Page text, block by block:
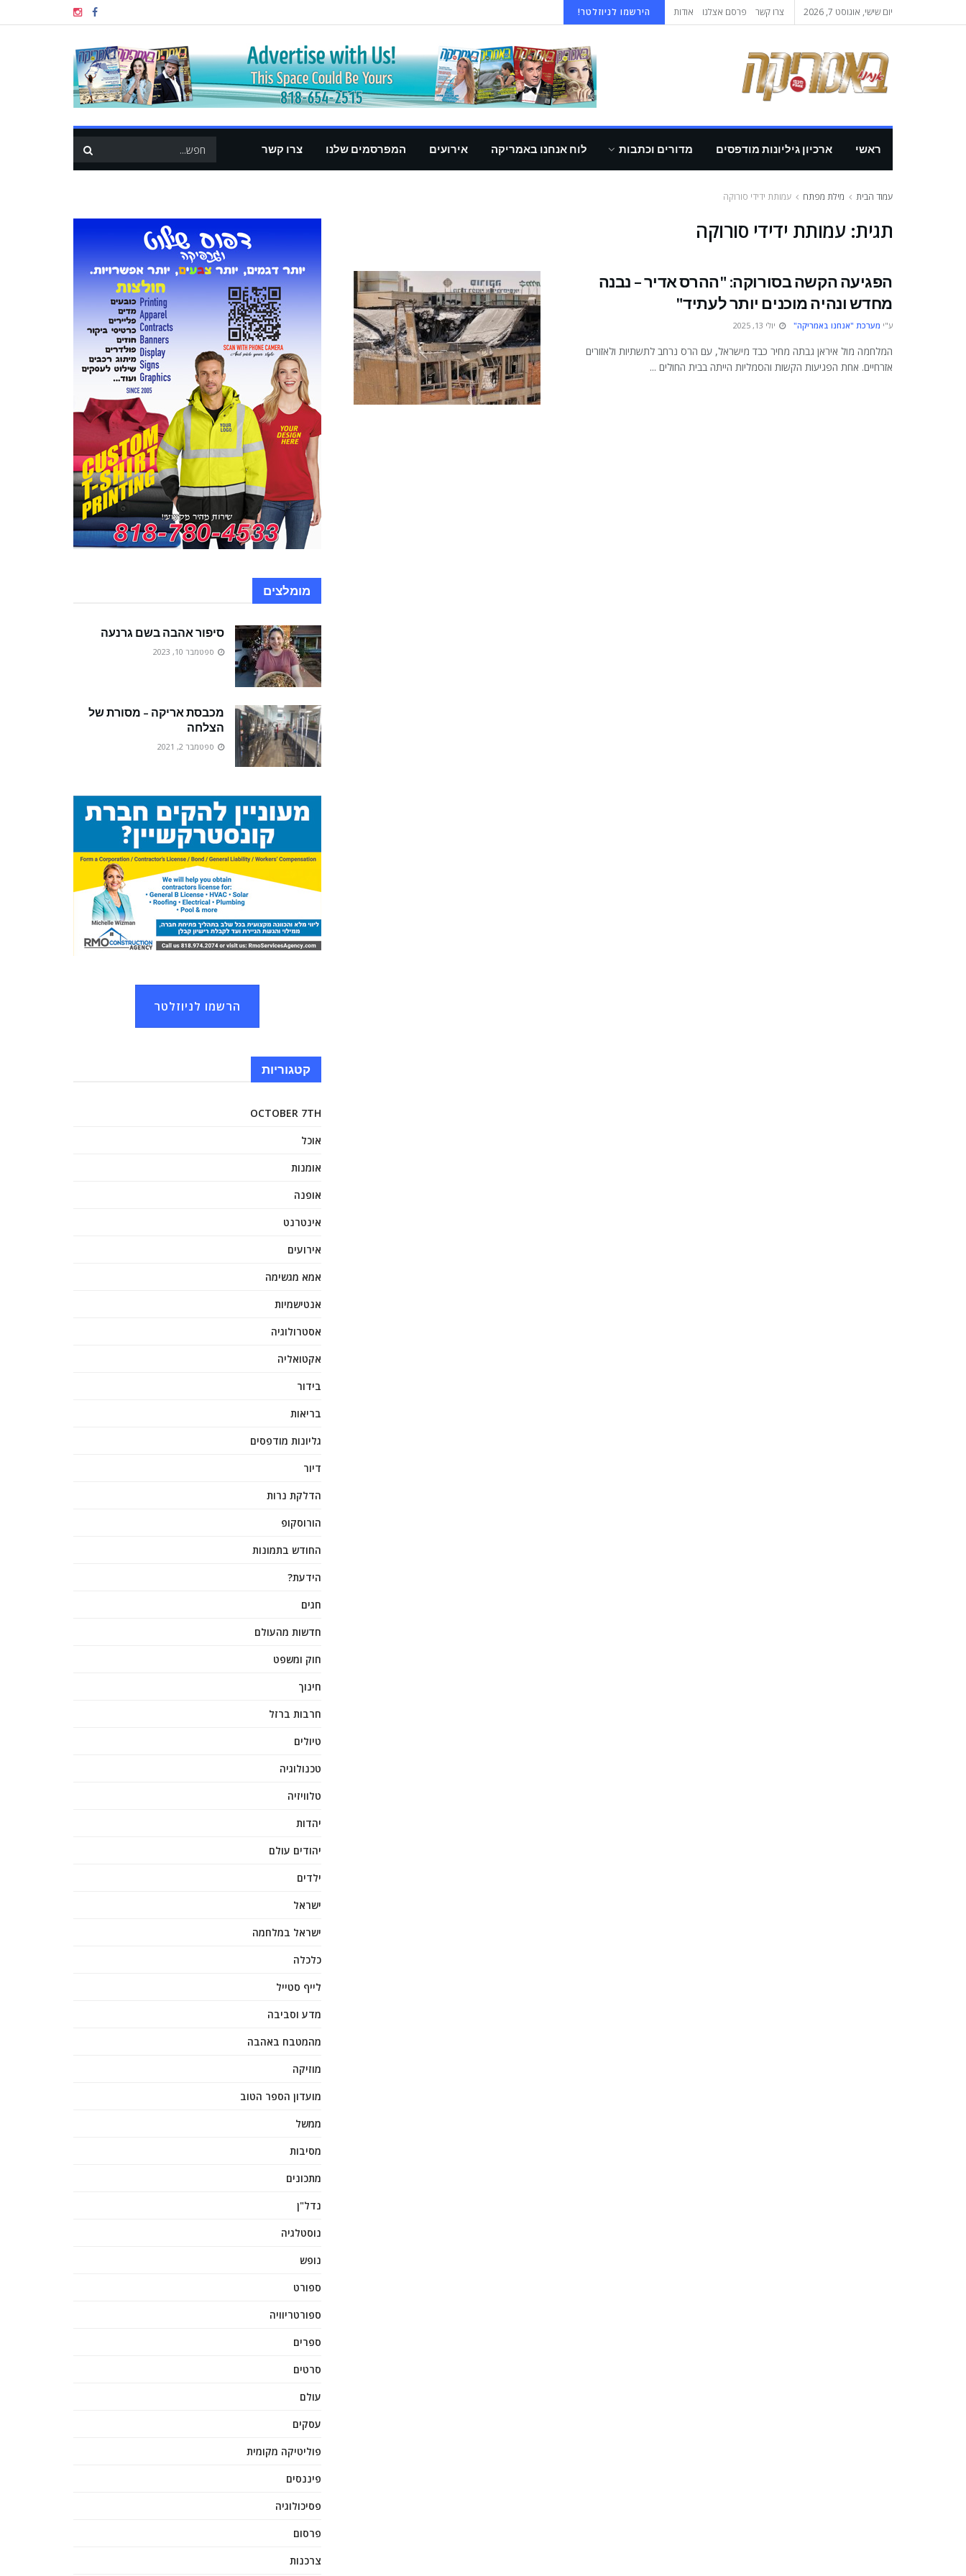
יום שישי, אוגוסט 7, 2026 צרו קשר פרסם אצלנו אודות הירשמו לניוזלטר!
ראשי ארכיון גיליונות מודפסים מדורים וכתבות לוח אנחנו באמריקה אירועים המפרסמים שלנו צרו קשר
עמוד הבית מילת מפתח עמותת ידידי סורוקה
תגית: עמותת ידידי סורוקה
הפגיעה הקשה בסורוקה: "ההרס אדיר – נבנה
מחדש ונהיה מוכנים יותר לעתיד"
ע"י מערכת "אנחנו באמריקה" יולי 13, 2025
המלחמה מול איראן גבתה מחיר כבד מישראל, עם הרס נרחב לתשתיות ולאזורים
אזרחיים. אחת הפגיעות הקשות והסמליות הייתה בבית החולים ...
מומלצים
סיפור אהבה בשם גרנעה
ספטמבר 10, 2023
מכבסת אריקה – מסורת של
הצלחה
ספטמבר 2, 2021
הרשמו לניוזלטר
קטגוריות
OCTOBER 7TH
אוכל
אומנות
אופנה
אינטרנט
אירועים
אמא מגשימה
אנטישמיות
אסטרולוגיה
אקטואליה
בידור
בריאות
גליונות מודפסים
דיור
הדלקת נרות
הורוסקופ
החודש בתמונות
הידעת?
חגים
חדשות מהעולם
חוק ומשפט
חינוך
חרבות ברזל
טיולים
טכנולוגיה
טלוויזיה
יהדות
יהודים עולם
ילדים
ישראל
ישראל במלחמה
כלכלה
לייף סטייל
מדע וסביבה
מהמטבח באהבה
מוזיקה
מועדון הספר הטוב
ממשל
מסיבות
מתכונים
נדל"ן
נוסטלגיה
נופש
ספורט
ספורטריוויה
ספרים
סרטים
עולם
עסקים
פוליטיקה מקומית
פיננסים
פסיכולוגיה
פרסום
צרכנות